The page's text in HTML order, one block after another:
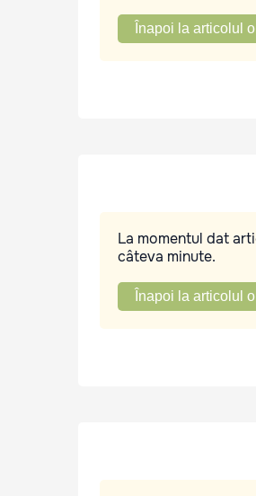
Înapoi la articolul
La momentul dat
câteva minute.
Înapoi la articolul